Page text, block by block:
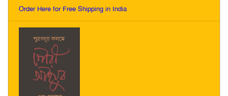
Order Here for Free Shipping in India